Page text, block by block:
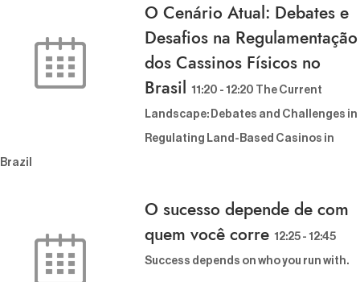
O Cenário Atual: Debates e
Desafios na Regulamentação
dos Cassinos Físicos no
Brasil 11:20 - 12:20 The Current L
andscape: Debates and Challenges in R
egulating Land-Based Casinos in B
razil
O sucesso depende de com
quem você corre 12:25 - 12:45
Success depends on who you run with.